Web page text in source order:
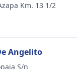
Km. 13 1/2
Angelito
S/n